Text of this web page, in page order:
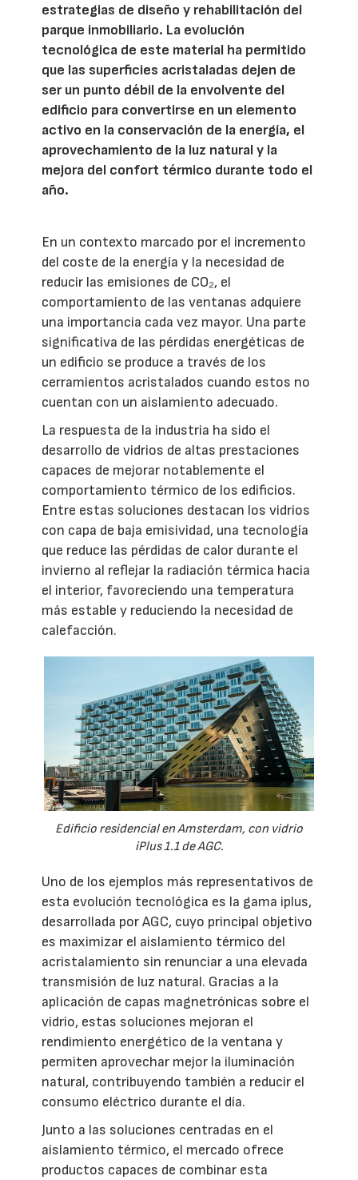
estrategias de diseño y rehabilitación del
parque inmobiliario. La evolución
tecnológica de este material ha permitido
que las superficies acristaladas dejen de
ser un punto débil de la envolvente del
edificio para convertirse en un elemento
activo en la conservación de la energía, el
aprovechamiento de la luz natural y la
mejora del confort térmico durante todo el
año.
En un contexto marcado por el incremento
del coste de la energía y la necesidad de
reducir las emisiones de CO₂, el
comportamiento de las ventanas adquiere
una importancia cada vez mayor. Una parte
significativa de las pérdidas energéticas de
un edificio se produce a través de los
cerramientos acristalados cuando estos no
cuentan con un aislamiento adecuado.
La respuesta de la industria ha sido el
desarrollo de vidrios de altas prestaciones
capaces de mejorar notablemente el
comportamiento térmico de los edificios.
Entre estas soluciones destacan los vidrios
con capa de baja emisividad, una tecnología
que reduce las pérdidas de calor durante el
invierno al reflejar la radiación térmica hacia
el interior, favoreciendo una temperatura
más estable y reduciendo la necesidad de
calefacción.
Edificio residencial en Amsterdam, con vidrio
iPlus 1.1 de AGC.
Uno de los ejemplos más representativos de
esta evolución tecnológica es la gama iplus,
desarrollada por AGC, cuyo principal objetivo
es maximizar el aislamiento térmico del
acristalamiento sin renunciar a una elevada
transmisión de luz natural. Gracias a la
aplicación de capas magnetrónicas sobre el
vidrio, estas soluciones mejoran el
rendimiento energético de la ventana y
permiten aprovechar mejor la iluminación
natural, contribuyendo también a reducir el
consumo eléctrico durante el día.
Junto a las soluciones centradas en el
aislamiento térmico, el mercado ofrece
productos capaces de combinar esta